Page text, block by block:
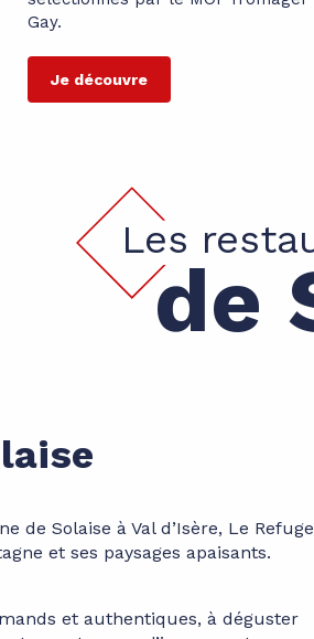
Gay.
Je découvre
Les
de
de Solaise à Val d’Isère, Le Refuge
et ses paysages apaisants.
et authentiques, à déguster